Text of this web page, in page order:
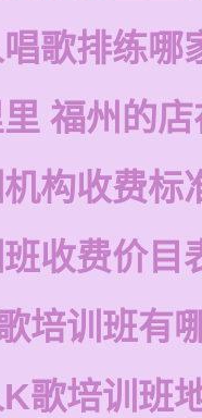
歌排练哪
福州的
构收费标
收费价目
培训班有
歌培训班